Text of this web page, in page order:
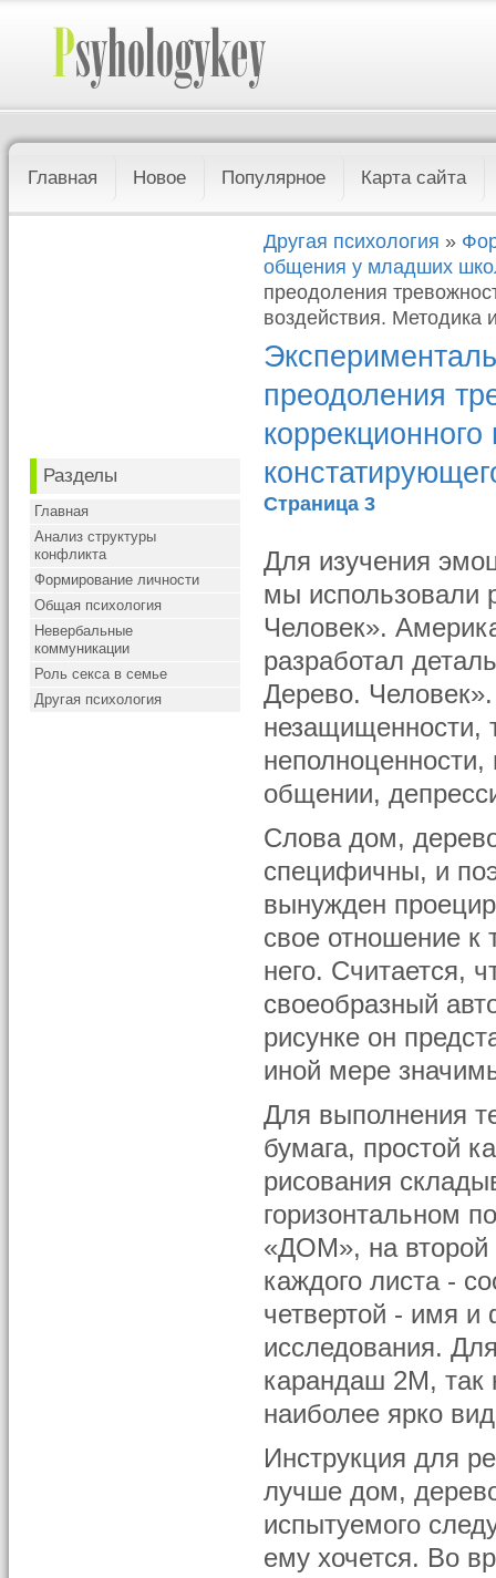
Главная Новое Популярное Карта сайта
Разделы
Главная
Анализ структуры
конфликта
Формирование личности
Общая психология
Невербальные
коммуникации
Роль секса в семье
Другая психология
Другая психология »
общения у младших
преодоления
воздействия. Методика
преодоления
Страница 3
Для изучения
мы использовали
Человек».
разработал
Дерево.
незащищенности,
общении,
Слова дом,
специфичны, и
вынужден
свое отношение к
него. Считается,
своеобразный
рисунке он
иной мере
Для выполнения
бумага, простой
рисования
горизонтальном
«ДОМ», на второй
каждого листа -
четвертой - имя и
исследования.
карандаш 2М, так
наиболее ярко
Инструкция для
лучше дом,
испытуемого
ему хочется. Во